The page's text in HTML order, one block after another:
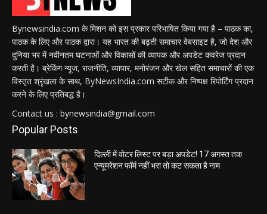
Bynewsindia.com के मिशन को इस प्रकार परिभाषित किया गया है – पाठक का,
पाठक के लिए और पाठक द्वारा। यह भारत की बढ़ती समाचार वेबसाइट है, जो देश और
दुनिया भर में नवीनतम घटनाओं और विकासों की व्यापक और अपडेट कवरेज प्रदान
करती है। ब्रेकिंग न्यूज, राजनीति, व्यापार, मनोरंजन और खेल सहित समाचारों की एक
विस्तृत श्रृंखला के साथ, ByNewsIndia.com सटीक और निष्पक्ष रिपोर्टिंग प्रदान
करने के लिए प्रतिबद्ध है।
Contact us : bynewsindia@gmail.com
Popular Posts
दिल्ली में वोटर लिस्ट पर बड़ा अपडेट! 17 अगस्त तक
एन्यूमरेशन फॉर्म नहीं भरा तो कट सकता है नाम